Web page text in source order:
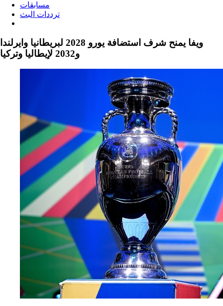
مسابقات
ترددات البث
ويفا يمنح شرف استضافة يورو 2028 لبريطانيا وايرلندا
و2032 لإيطاليا وتركيا